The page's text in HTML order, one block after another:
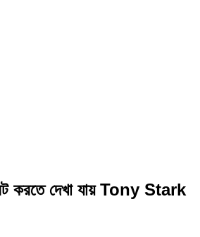
করতে দেখা যায় Tony Stark